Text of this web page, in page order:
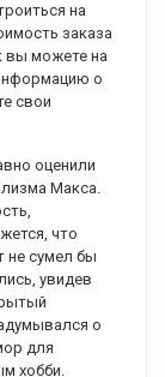
на
заказа
вы можете на
о
свои
оценили
Макса.
что
не сумел бы
увидев
о
для
хобби.